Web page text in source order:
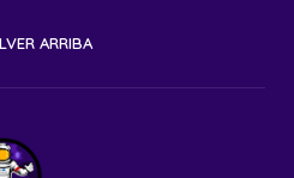
ARRIBA